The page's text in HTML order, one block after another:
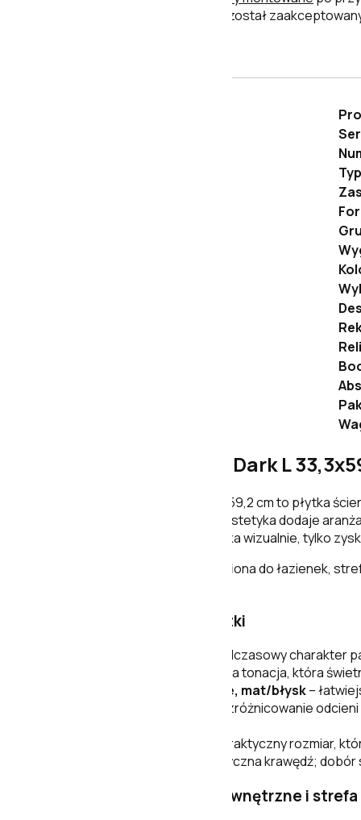
po jego użyciu uznaje się, że został
Typ
Porcelanosa Image Dark L
IMAGE DARK L w formacie 33,3x59,2 cm to płytka
wnętrzach. Ciemna, kamienna estetyka dodaje
dzięki temu ściana nie jest płaska wizualnie, tylko
To propozycja szczególnie trafiona do łazienek,
Najważniejsze cechy płytki
– ponadczasowy charakter
– ciemna tonacja, która
Wykończenie szkliwione, mat/błysk–
– wyraźne zróżnicowanie
– praktyczny rozmiar,
– klasyczna krawędź;
Zastosowanie: ściany wewnętrzne i